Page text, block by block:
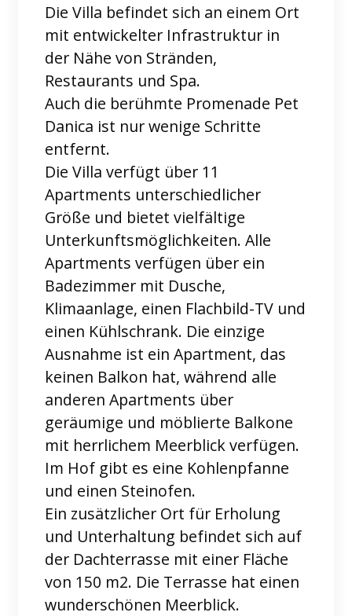
Die Villa befindet sich an einem Ort
mit entwickelter Infrastruktur in
der Nähe von Stränden,
Restaurants und Spa.
Auch die berühmte Promenade Pet
Danica ist nur wenige Schritte
entfernt.
Die Villa verfügt über 11
Apartments unterschiedlicher
Größe und bietet vielfältige
Unterkunftsmöglichkeiten. Alle
Apartments verfügen über ein
Badezimmer mit Dusche,
Klimaanlage, einen Flachbild-TV und
einen Kühlschrank. Die einzige
Ausnahme ist ein Apartment, das
keinen Balkon hat, während alle
anderen Apartments über
geräumige und möblierte Balkone
mit herrlichem Meerblick verfügen.
Im Hof ​​gibt es eine Kohlenpfanne
und einen Steinofen.
Ein zusätzlicher Ort für Erholung
und Unterhaltung befindet sich auf
der Dachterrasse mit einer Fläche
von 150 m2. Die Terrasse hat einen
wunderschönen Meerblick.